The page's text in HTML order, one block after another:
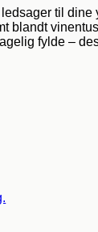
til
blandt
fylde –